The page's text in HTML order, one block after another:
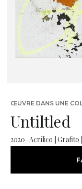
ŒUVRE DANS UNE
Untiltled
2020 · Acrílico | Grafito